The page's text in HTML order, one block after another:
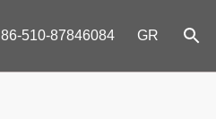
86-510-87846084 GR